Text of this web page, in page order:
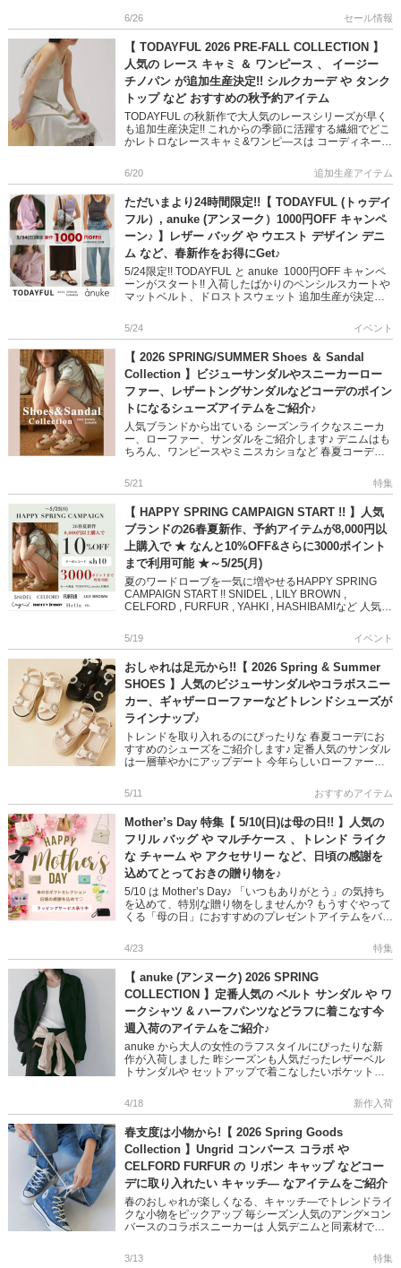
6/26 セール情報
【 TODAYFUL 2026 PRE-FALL COLLECTION 】
人気の レース キャミ ＆ ワンピース 、 イージー
チノパン が追加生産決定!! シルクカーデ や タンク
トップ など おすすめの秋予約アイテム
TODAYFUL の秋新作で大人気のレースシリーズが早く
も追加生産決定!! これからの季節に活躍する繊細でどこ
かレトロなレースキャミ&ワンピ―スは コーディネート
[…]
6/20 追加生産アイテム
ただいまより24時間限定!!【 TODAYFUL (トゥデイ
フル）, anuke (アンヌーク）1000円OFF キャンペ
ーン♪ 】レザー バッグ や ウエスト デザイン デニ
ム など、春新作をお得にGet♪
5/24限定!! TODAYFUL と anuke 1000円OFF キャンペ
ーンがスタート!! 入荷したばかりのペンシルスカートや
マットベルト、ドロストスウェット 追加生産が決定し
5/24 イベント
【 2026 SPRING/SUMMER Shoes ＆ Sandal
Collection 】ビジューサンダルやスニーカーロー
ファー、レザートングサンダルなどコーデのポイン
トになるシューズアイテムをご紹介♪
人気ブランドから出ている シーズンライクなスニーカ
ー、ローファー、サンダルをご紹介します♪ デニムはも
ちろん、ワンピースやミニスカショなど 春夏コーデに
入れるのにぴったり […]
5/21 特集
【 HAPPY SPRING CAMPAIGN START !! 】人気
ブランドの26春夏新作、予約アイテムが8,000円以
上購入で ★ なんと10%OFF&さらに3000ポイント
まで利用可能 ★～5/25(月)
夏のワードローブを一気に増やせるHAPPY SPRING
CAMPAIGN START !! SNIDEL , LILY BROWN ,
CELFORD , FURFUR , YAHKI , HASHIBAMIなど 人気
5/19 イベント
おしゃれは足元から!!【 2026 Spring & Summer
SHOES 】人気のビジューサンダルやコラボスニー
カー、ギャザーローファーなどトレンドシューズが
ラインナップ♪
トレンドを取り入れるのにぴったりな 春夏コーデにお
すすめのシューズをご紹介します♪ 定番人気のサンダル
は一層華やかにアップデート 今年らしいローファーも
心地にもこだわった […]
5/11 おすすめアイテム
Mother’s Day 特集【 5/10(日)は母の日!! 】人気の
フリル バッグ や マルチケース 、トレンド ライク
な チャーム や アクセサリー など、日頃の感謝を
込めてとっておきの贈り物を♪
5/10 は Mother’s Day♪ 「いつもありがとう」の気持ち
を込めて、特別な贈り物をしませんか? もうすぐやって
くる「母の日」におすすめのプレゼントアイテムをバッ
4/23 特集
【 anuke (アンヌーク) 2026 SPRING
COLLECTION 】定番人気の ベルト サンダル や ワ
ークシャツ & ハーフパンツなどラフに着こなす今
週入荷のアイテムをご紹介♪
anuke から大人の女性のラフスタイルにぴったりな新
作が入荷しました 昨シーズンも人気だったレザーベル
トサンダルや セットアップで着こなしたいポケットシ
ならな […]
4/18 新作入荷
春支度は小物から!【 2026 Spring Goods
Collection 】Ungrid コンバース コラボ や
CELFORD FURFUR の リボン キャップ などコー
デに取り入れたい キャッチ― なアイテムをご紹介
春のおしゃれが楽しくなる、キャッチ―でトレンドライ
クな小物をピックアップ 毎シーズン人気のアング×コン
バースのコラボスニーカーは 人気デニムと同素材でワ
プも各ブランドらし […]
3/13 特集